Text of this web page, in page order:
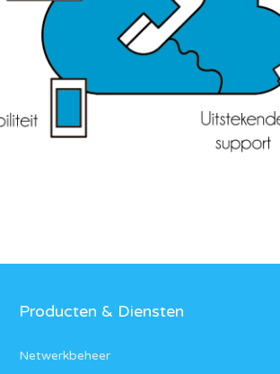
Producten & Diensten
Netwerkbeheer